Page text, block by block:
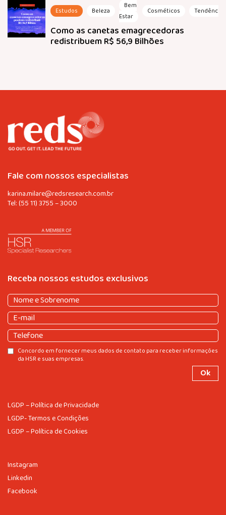
Estudos Beleza
Bem
Estar
Cosméticos Tendências
Como as canetas emagrecedoras
redistribuem R$ 56,9 Bilhões
LGDP – Política de Privacidade
LGDP- Termos e Condições
LGDP – Política de Cookies
Instagram
Linkedin
Facebook
Fale com nossos especialistas
karina.milare@redsresearch.com.br
Tel:(55 11) 3755 – 3000
Receba nossos estudos exclusivos
Nome
e
Sobrenome(obrigatório)
Nome
e
Sobrenome
E-
mail(obrigatório)
Telefone
Consentir
Concordo em fornecer meus dados de contato para receber informações
da HSR e suas empresas.